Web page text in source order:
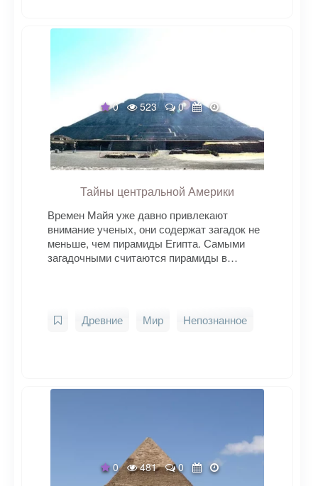
0 523 0
Тайны центральной Америки
Времен Майя уже давно привлекают
внимание ученых, они содержат загадок не
меньше, чем пирамиды Египта. Самыми
загадочными считаются пирамиды в…
Древние Мир Непознанное
0 481 0